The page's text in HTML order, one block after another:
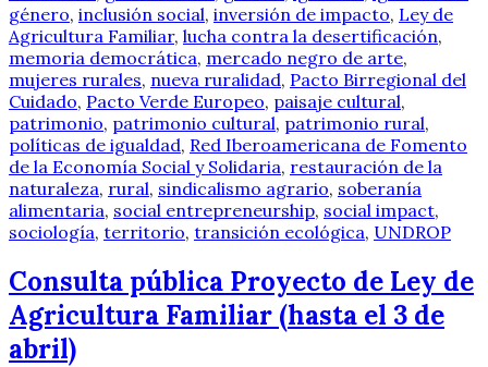
género, inclusión social, inversión de impacto, Ley de
Agricultura Familiar, lucha contra la desertificación,
memoria democrática, mercado negro de arte,
mujeres rurales, nueva ruralidad, Pacto Birregional del
Cuidado, Pacto Verde Europeo, paisaje cultural,
patrimonio, patrimonio cultural, patrimonio rural,
políticas de igualdad, Red Iberoamericana de Fomento
de la Economía Social y Solidaria, restauración de la
naturaleza, rural, sindicalismo agrario, soberanía
alimentaria, social entrepreneurship, social impact,
sociología, territorio, transición ecológica, UNDROP
Consulta pública Proyecto de Ley de
Agricultura Familiar (hasta el 3 de
abril)